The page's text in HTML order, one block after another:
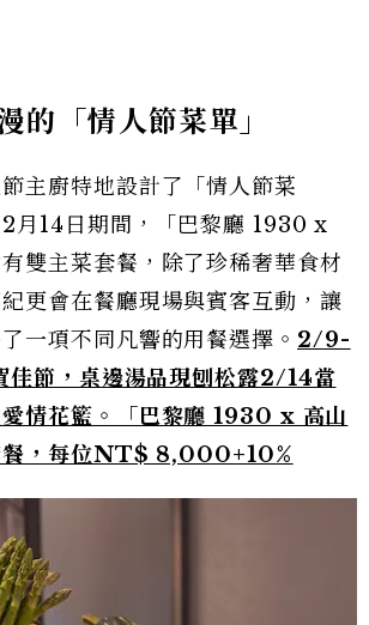
的「情人節菜單」
主廚特地設計了「情人節菜
月14日期間，「巴黎廳 1930 x
雙主菜套餐，除了珍稀奢華食材
更會在餐廳現場與賓客互動，讓
一項不同凡響的用餐選擇。 2/9-
佳節，桌邊湯品現刨松露2/14當
愛情花籃。「巴黎廳 1930 x 高山
餐，每位NT$ 8,000+10%